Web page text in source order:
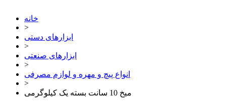
خانه
>
ابزارهای دستی
>
ابزارهای صنعتی
>
انواع پیچ و مهره و لوازم مصرفی
>
میخ 10 سانت بسته یک کیلوگرمی